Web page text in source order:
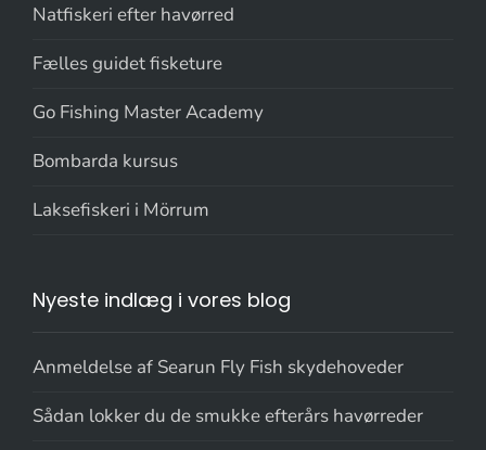
Natfiskeri efter havørred
Fælles guidet fisketure
Go Fishing Master Academy
Bombarda kursus
Laksefiskeri i Mörrum
Nyeste indlæg i vores blog
Anmeldelse af Searun Fly Fish skydehoveder
Sådan lokker du de smukke efterårs havørreder